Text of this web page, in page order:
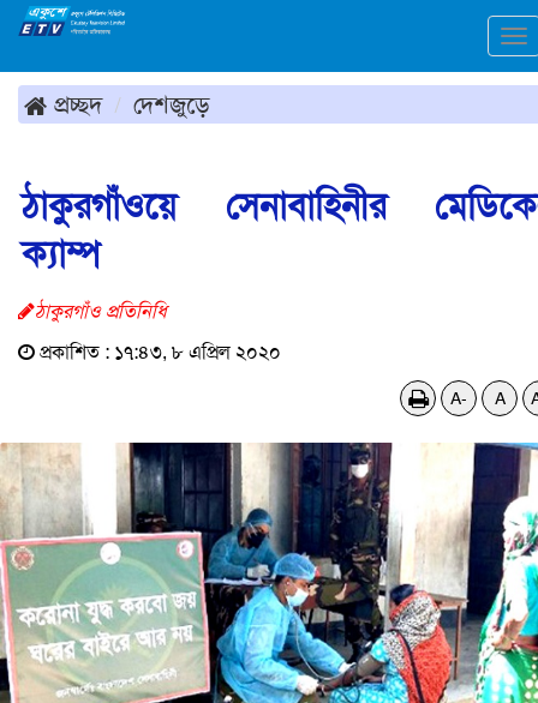
প্রচ্ছদ দেশজুড়ে
ঠাকুরগাঁওয়ে সেনাবাহিনীর
ক্যাম্প
ঠাকুরগাঁও প্রতিনিধি
প্রকাশিত : ১৭:৪৩, ৮ এপ্রিল ২০২০
A- A